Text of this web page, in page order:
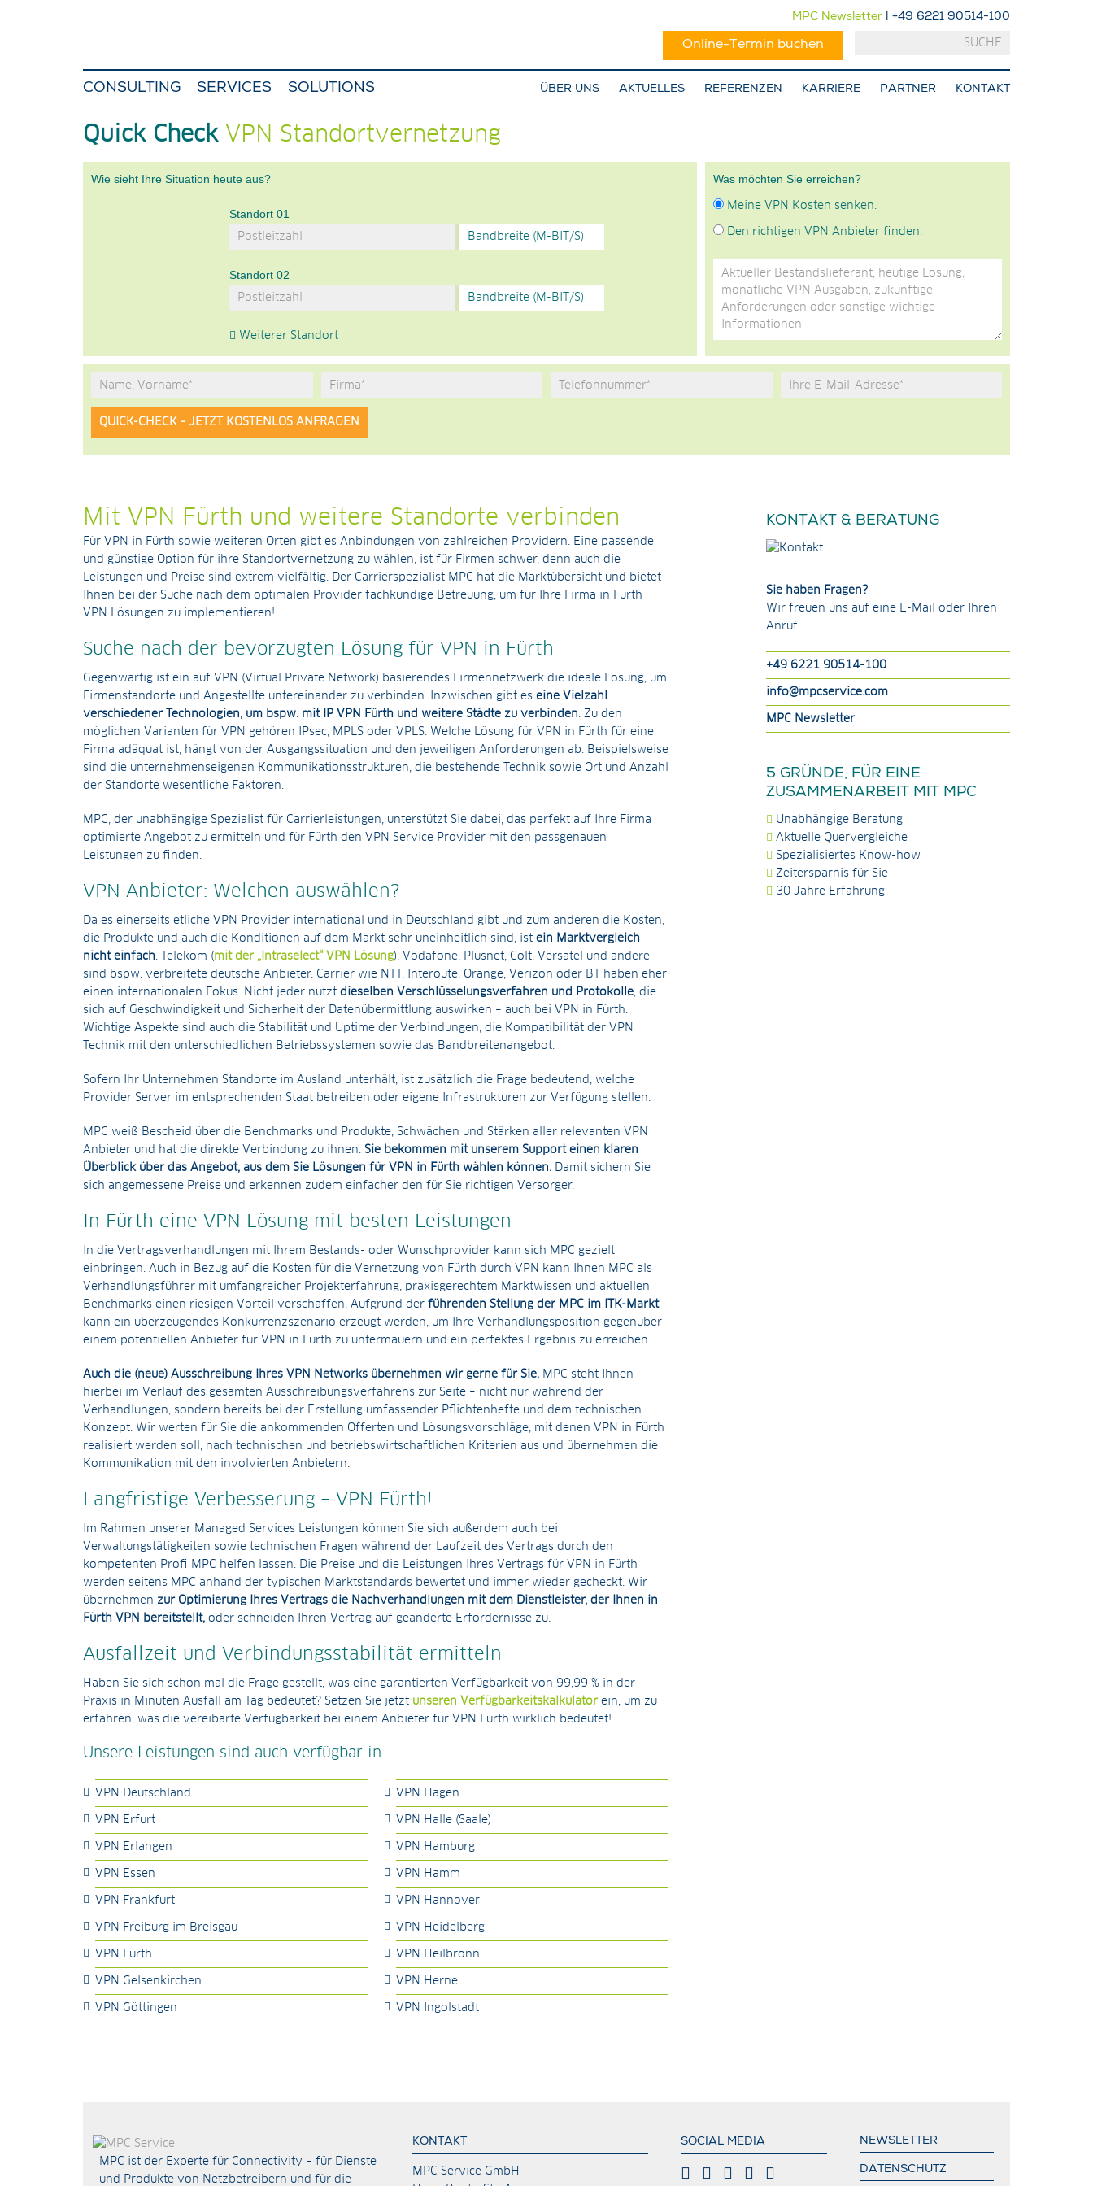
MPC Newsletter | +49 6221 90514-100
Online-Termin buchen
CONSULTING SERVICES SOLUTIONS ÜBER UNS AKTUELLES REFERENZEN KARRIERE PARTNER KONTAKT
Quick CheckVPN Standortvernetzung
Wie sieht Ihre Situation heute aus?
Standort 01
Standort 02
Weiterer Standort
Was möchten Sie erreichen?
Meine VPN Kosten senken.
Den richtigen VPN Anbieter finden.
Mit VPN Fürth und weitere Standorte verbinden
Für VPN in Fürth sowie weiteren Orten gibt es Anbindungen von zahlreichen Providern. Eine passende
und günstige Option für ihre Standortvernetzung zu wählen, ist für Firmen schwer, denn auch die
Leistungen und Preise sind extrem vielfältig. Der Carrierspezialist MPC hat die Marktübersicht und bietet
Ihnen bei der Suche nach dem optimalen Provider fachkundige Betreuung, um für Ihre Firma in Fürth
VPN Lösungen zu implementieren!
Suche nach der bevorzugten Lösung für VPN in Fürth
Gegenwärtig ist ein auf VPN (Virtual Private Network) basierendes Firmennetzwerk die ideale Lösung, um
Firmenstandorte und Angestellte untereinander zu verbinden. Inzwischen gibt es eine Vielzahl
verschiedener Technologien, um bspw. mit IP VPN Fürth und weitere Städte zu verbinden. Zu den
möglichen Varianten für VPN gehören IPsec, MPLS oder VPLS. Welche Lösung für VPN in Fürth für eine
Firma adäquat ist, hängt von der Ausgangssituation und den jeweiligen Anforderungen ab. Beispielsweise
sind die unternehmenseigenen Kommunikationsstrukturen, die bestehende Technik sowie Ort und Anzahl
der Standorte wesentliche Faktoren.
MPC, der unabhängige Spezialist für Carrierleistungen, unterstützt Sie dabei, das perfekt auf Ihre Firma
optimierte Angebot zu ermitteln und für Fürth den VPN Service Provider mit den passgenauen
Leistungen zu finden.
VPN Anbieter: Welchen auswählen?
Da es einerseits etliche VPN Provider international und in Deutschland gibt und zum anderen die Kosten,
die Produkte und auch die Konditionen auf dem Markt sehr uneinheitlich sind, ist ein Marktvergleich
nicht einfach. Telekom (mit der „Intraselect“ VPN Lösung), Vodafone, Plusnet, Colt, Versatel und andere
sind bspw. verbreitete deutsche Anbieter. Carrier wie NTT, Interoute, Orange, Verizon oder BT haben eher
einen internationalen Fokus. Nicht jeder nutzt dieselben Verschlüsselungsverfahren und Protokolle, die
sich auf Geschwindigkeit und Sicherheit der Datenübermittlung auswirken – auch bei VPN in Fürth.
Wichtige Aspekte sind auch die Stabilität und Uptime der Verbindungen, die Kompatibilität der VPN
Technik mit den unterschiedlichen Betriebssystemen sowie das Bandbreitenangebot.
Sofern Ihr Unternehmen Standorte im Ausland unterhält, ist zusätzlich die Frage bedeutend, welche
Provider Server im entsprechenden Staat betreiben oder eigene Infrastrukturen zur Verfügung stellen.
MPC weiß Bescheid über die Benchmarks und Produkte, Schwächen und Stärken aller relevanten VPN
Anbieter und hat die direkte Verbindung zu ihnen. Sie bekommen mit unserem Support einen klaren
Überblick über das Angebot, aus dem Sie Lösungen für VPN in Fürth wählen können. Damit sichern Sie
sich angemessene Preise und erkennen zudem einfacher den für Sie richtigen Versorger.
In Fürth eine VPN Lösung mit besten Leistungen
In die Vertragsverhandlungen mit Ihrem Bestands- oder Wunschprovider kann sich MPC gezielt
einbringen. Auch in Bezug auf die Kosten für die Vernetzung von Fürth durch VPN kann Ihnen MPC als
Verhandlungsführer mit umfangreicher Projekterfahrung, praxisgerechtem Marktwissen und aktuellen
Benchmarks einen riesigen Vorteil verschaffen. Aufgrund der führenden Stellung der MPC im ITK-Markt
kann ein überzeugendes Konkurrenzszenario erzeugt werden, um Ihre Verhandlungsposition gegenüber
einem potentiellen Anbieter für VPN in Fürth zu untermauern und ein perfektes Ergebnis zu erreichen.
Auch die (neue) Ausschreibung Ihres VPN Networks übernehmen wir gerne für Sie. MPC steht Ihnen
hierbei im Verlauf des gesamten Ausschreibungsverfahrens zur Seite – nicht nur während der
Verhandlungen, sondern bereits bei der Erstellung umfassender Pflichtenhefte und dem technischen
Konzept. Wir werten für Sie die ankommenden Offerten und Lösungsvorschläge, mit denen VPN in Fürth
realisiert werden soll, nach technischen und betriebswirtschaftlichen Kriterien aus und übernehmen die
Kommunikation mit den involvierten Anbietern.
Langfristige Verbesserung – VPN Fürth!
Im Rahmen unserer Managed Services Leistungen können Sie sich außerdem auch bei
Verwaltungstätigkeiten sowie technischen Fragen während der Laufzeit des Vertrags durch den
kompetenten Profi MPC helfen lassen. Die Preise und die Leistungen Ihres Vertrags für VPN in Fürth
werden seitens MPC anhand der typischen Marktstandards bewertet und immer wieder gecheckt. Wir
übernehmen zur Optimierung Ihres Vertrags die Nachverhandlungen mit dem Dienstleister, der Ihnen in
Fürth VPN bereitstellt, oder schneiden Ihren Vertrag auf geänderte Erfordernisse zu.
Ausfallzeit und Verbindungsstabilität ermitteln
Haben Sie sich schon mal die Frage gestellt, was eine garantierten Verfügbarkeit von 99,99 % in der
Praxis in Minuten Ausfall am Tag bedeutet? Setzen Sie jetzt unseren Verfügbarkeitskalkulator ein, um zu
erfahren, was die vereibarte Verfügbarkeit bei einem Anbieter für VPN Fürth wirklich bedeutet!
Unsere Leistungen sind auch verfügbar in
VPN Deutschland
VPN Erfurt
VPN Erlangen
VPN Essen
VPN Frankfurt
VPN Freiburg im Breisgau
VPN Fürth
VPN Gelsenkirchen
VPN Göttingen
VPN Hagen
VPN Halle (Saale)
VPN Hamburg
VPN Hamm
VPN Hannover
VPN Heidelberg
VPN Heilbronn
VPN Herne
VPN Ingolstadt
KONTAKT & BERATUNG
Sie haben Fragen?
Wir freuen uns auf eine E-Mail oder Ihren
Anruf.
+49 6221 90514-100
info@mpcservice.com
MPC Newsletter
5 GRÜNDE, FÜR EINE
ZUSAMMENARBEIT MIT MPC
Unabhängige Beratung
Aktuelle Quervergleiche
Spezialisiertes Know-how
Zeitersparnis für Sie
30 Jahre Erfahrung
MPC ist der Experte für Connectivity – für Dienste
und Produkte von Netzbetreibern und für die
KONTAKT
MPC Service GmbH
SOCIAL MEDIA NEWSLETTER
DATENSCHUTZ